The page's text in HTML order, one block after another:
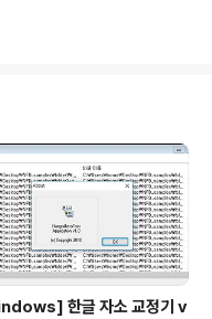
따라서
보다 캐
사하
안되는
혹시 NU
로 오픈
한글 자소 교정기 v